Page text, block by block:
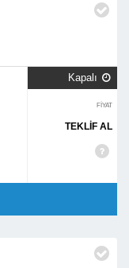
Kapalı 
FİYAT
TEKLİF AL